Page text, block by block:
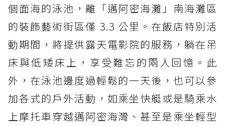
個面海的泳池，離「邁阿密海灘」南海灘區
的裝飾藝術街區僅 3.3 公里。在飯店特別活
動期間，將提供露天電影院的服務，躺在吊
床與低矮床上，享受難忘的兩人回憶。此
外，在泳池邊度過輕鬆的一天後，也可以參
加各式的戶外活動，如乘坐快艇或是騎乘水
上摩托車穿越邁阿密海灣、甚至是乘坐輕型